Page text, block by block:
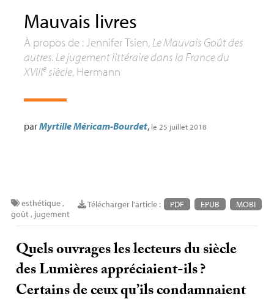
Mauvais livres
À propos de : Jennifer Tsien, Le Mauvais Goût des
autres. Le jugement littéraire dans la France du
XVIIIesiècle, Hermann
parMyrtille Méricam-Bourdet, le 25 juillet 2018
Télécharger l'article : PDF EPUB MOBI
esthétique,
goût, jugement
Quels ouvrages les lecteurs du siècle
des Lumières appréciaient-ils?
Certains de ceux qu’ils condamnaient